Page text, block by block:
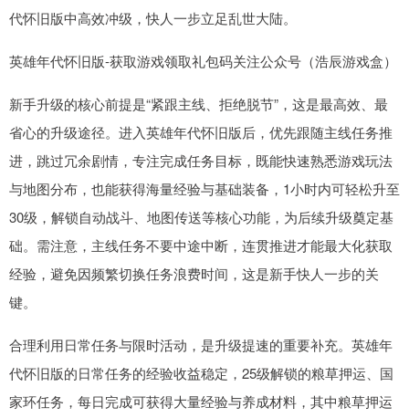
代怀旧版中高效冲级，快人一步立足乱世大陆。
英雄年代怀旧版-获取游戏领取礼包码关注公众号（浩辰游戏盒）
新手升级的核心前提是“紧跟主线、拒绝脱节”，这是最高效、最
省心的升级途径。进入英雄年代怀旧版后，优先跟随主线任务推
进，跳过冗余剧情，专注完成任务目标，既能快速熟悉游戏玩法
与地图分布，也能获得海量经验与基础装备，1小时内可轻松升至
30级，解锁自动战斗、地图传送等核心功能，为后续升级奠定基
础。需注意，主线任务不要中途中断，连贯推进才能最大化获取
经验，避免因频繁切换任务浪费时间，这是新手快人一步的关
键。
合理利用日常任务与限时活动，是升级提速的重要补充。英雄年
代怀旧版的日常任务的经验收益稳定，25级解锁的粮草押运、国
家环任务，每日完成可获得大量经验与养成材料，其中粮草押运